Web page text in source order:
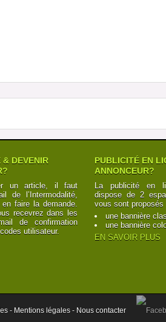
& DEVENIR
un article, il faut
de l’Intermodalité,
en faire la demande.
recevrez dans les
de confirmation
utilisateur.
PUBLICITÉ EN
ANNONCEUR?
La publicité en
dispose de 2
vous sont proposés
une bannière
une bannière
EN SAVOIR PLUS
- Mentions légales - Nous contacter